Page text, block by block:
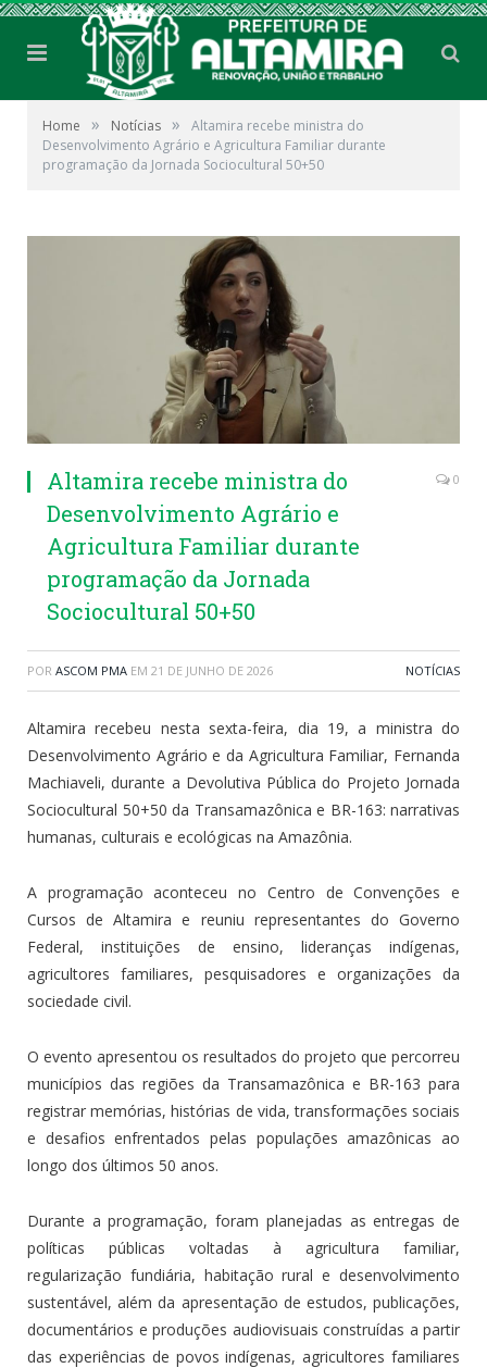
Home » Notícias »
Altamira recebe ministra do
Desenvolvimento Agrário e Agricultura Familiar durante
programação da Jornada Sociocultural 50+50
Altamira recebe ministra do
Desenvolvimento Agrário e
Agricultura Familiar durante
programação da Jornada
Sociocultural 50+50
0
POR ASCOM PMA EM 21 DE JUNHO DE 2026 NOTÍCIAS
Altamira recebeu nesta sexta-feira, dia 19, a ministra do
Desenvolvimento Agrário e da Agricultura Familiar, Fernanda
Machiaveli, durante a Devolutiva Pública do Projeto Jornada
Sociocultural 50+50 da Transamazônica e BR-163: narrativas
humanas, culturais e ecológicas na Amazônia.
A programação aconteceu no Centro de Convenções e
Cursos de Altamira e reuniu representantes do Governo
Federal, instituições de ensino, lideranças indígenas,
agricultores familiares, pesquisadores e organizações da
sociedade civil.
O evento apresentou os resultados do projeto que percorreu
municípios das regiões da Transamazônica e BR-163 para
registrar memórias, histórias de vida, transformações sociais
e desafios enfrentados pelas populações amazônicas ao
longo dos últimos 50 anos.
Durante a programação, foram planejadas as entregas de
políticas públicas voltadas à agricultura familiar,
regularização fundiária, habitação rural e desenvolvimento
sustentável, além da apresentação de estudos, publicações,
documentários e produções audiovisuais construídas a partir
das experiências de povos indígenas, agricultores familiares